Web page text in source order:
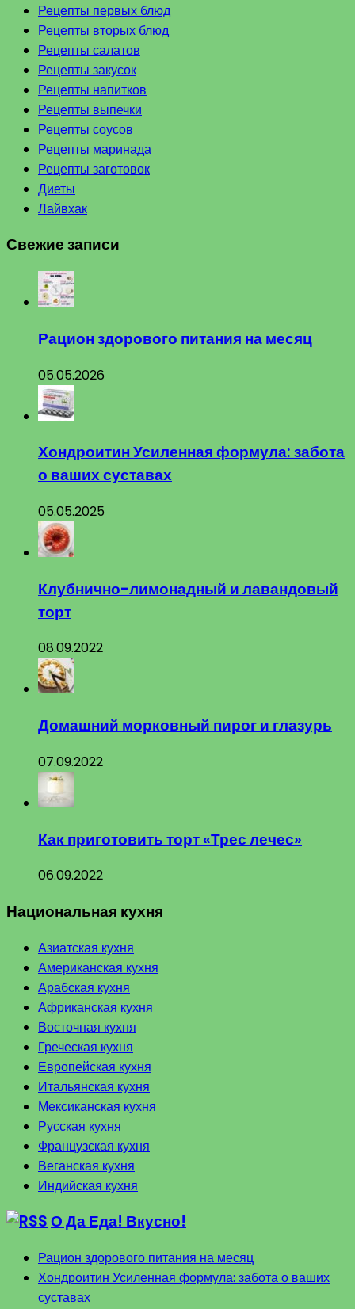
Рецепты первых блюд
Рецепты вторых блюд
Рецепты салатов
Рецепты закусок
Рецепты напитков
Рецепты выпечки
Рецепты соусов
Рецепты маринада
Рецепты заготовок
Диеты
Лайвхак
Свежие записи
Рацион здорового питания на месяц
05.05.2026
Хондроитин Усиленная формула: забота
о ваших суставах
05.05.2025
Клубнично-лимонадный и лавандовый
торт
08.09.2022
Домашний морковный пирог и глазурь
07.09.2022
Как приготовить торт «Трес лечес»
06.09.2022
Национальная кухня
Азиатская кухня
Американская кухня
Арабская кухня
Африканская кухня
Восточная кухня
Греческая кухня
Европейская кухня
Итальянская кухня
Мексиканская кухня
Русская кухня
Французская кухня
Веганская кухня
Индийская кухня
О Да Еда! Вкусно!
Рацион здорового питания на месяц
Хондроитин Усиленная формула: забота о ваших
суставах